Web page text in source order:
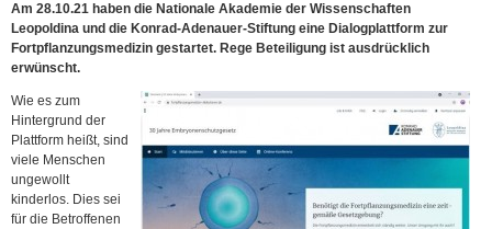
Am 28.10.21 haben die Nationale Akademie der Wissenschaften
Leopoldina und die Konrad-Adenauer-Stiftung eine Dialogplattform zur
Fortpflanzungsmedizin gestartet. Rege Beteiligung ist ausdrücklich
erwünscht.
Wie es zum
Hintergrund der
Plattform heißt, sind
viele Menschen
ungewollt
kinderlos. Dies sei
für die Betroffenen